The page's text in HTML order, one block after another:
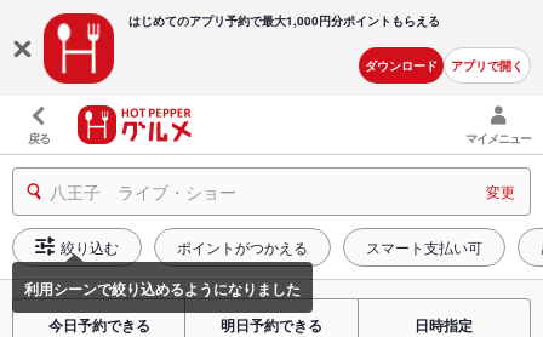
はじめてのアプリ予約で最大1,000円分ポイントもらえる
ダウンロード アプリで開く
戻る マイメニュー
八王子 ライブ・ショー 変更
絞り込む ポイントがつかえる スマート支払い可
今日予約できる 明日予約できる 日時指定